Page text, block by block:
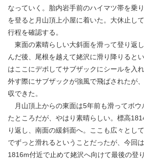
なっていく。胎内岩手前のハイマツ帯を乗
を登ると月山頂上小屋に着いた。大休止し
行程を確認する。
東面の素晴らしい大斜面を滑って登り返
んだ後、尾根を越えて姥沢に滑り降りると
はここにデポしてサブザックにシールを入
外す際にサブザックが強風で飛ばされたが
収できた。
月山頂上からの東面は5年前も滑ってボウ
たところだが、やはり素晴らしい。標高
り返し、南面の緩斜面へ。ここも広々とし
でずっと滑れるということだったが、今回
1816m付近で止めて姥沢へ向けて最後の登